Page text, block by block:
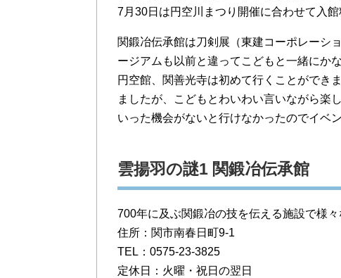
7月30日は円空川まつり開催に合わせて入
関鍛冶伝承館は刀剣展（東建コーポレーシ
ージアムも以前と違ってこどもと一緒にか
円空館、関善光寺は初めて行くことができ
ましたが、こどもとわいわい言いながら楽
いった機会がないと行けなかったのでイベ
雲揚羽の謎1 関鍛冶伝承館
700年に及ぶ関鍛冶の技を伝える施設で様々
住所：関市南春日町9-1
TEL：0575-23-3825
定休日：火曜・祝日の翌日